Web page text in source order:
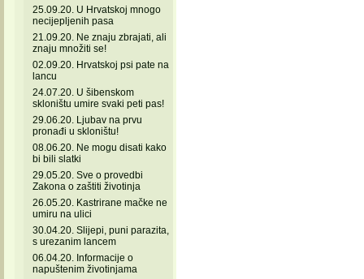
25.09.20. U Hrvatskoj mnogo
necijepljenih pasa
21.09.20. Ne znaju zbrajati, ali
znaju množiti se!
02.09.20. Hrvatskoj psi pate na
lancu
24.07.20. U šibenskom
skloništu umire svaki peti pas!
29.06.20. Ljubav na prvu
pronađi u skloništu!
08.06.20. Ne mogu disati kako
bi bili slatki
29.05.20. Sve o provedbi
Zakona o zaštiti životinja
26.05.20. Kastrirane mačke ne
umiru na ulici
30.04.20. Slijepi, puni parazita,
s urezanim lancem
06.04.20. Informacije o
napuštenim životinjama